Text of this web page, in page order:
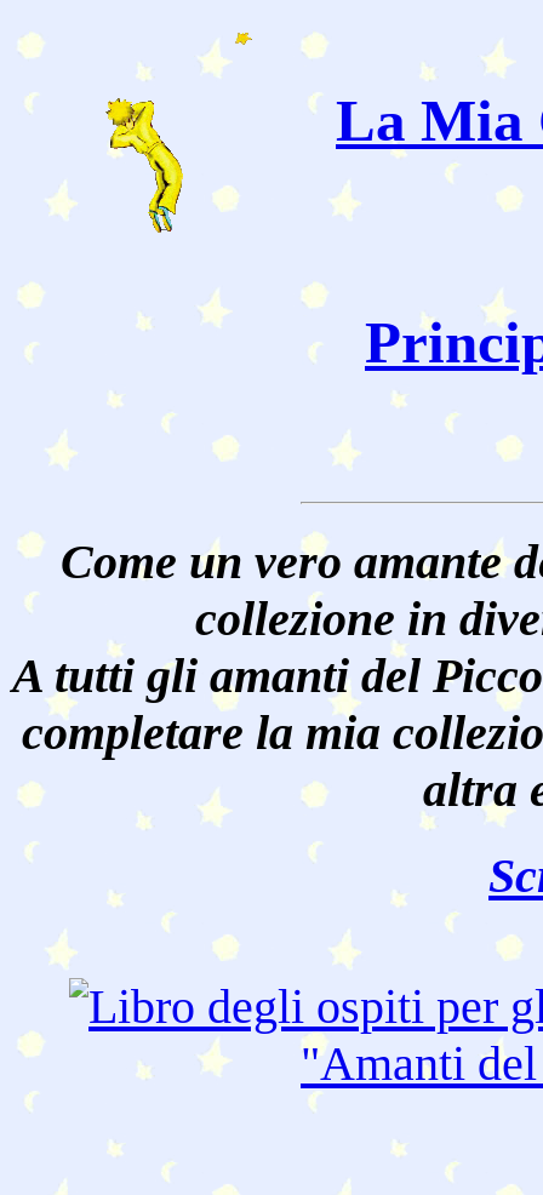
La Mia
Come un vero amante
collezione in
A tutti gli amanti del
completare la mia
altra
"Amanti